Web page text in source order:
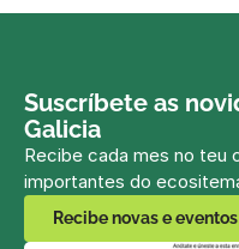
Suscríbete as
Galicia
Recibe cada mes no teu
importantes do
Recibe novas e